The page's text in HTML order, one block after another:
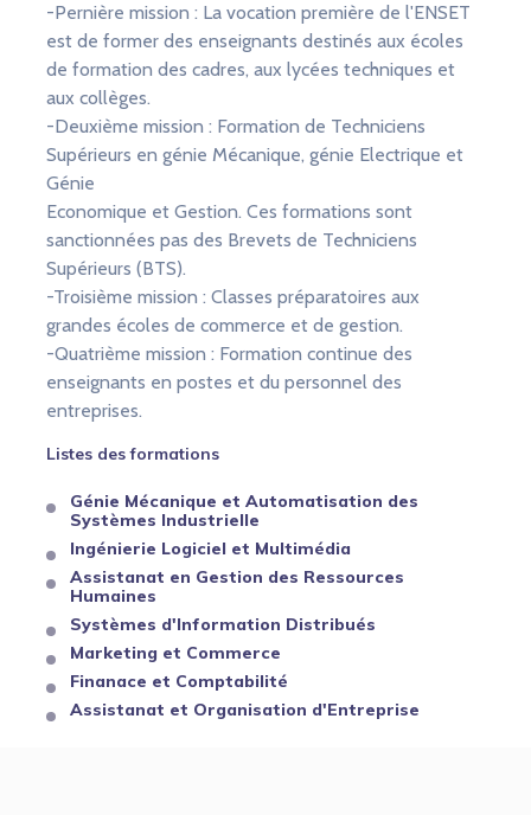
-Pernière mission : La vocation première de l'ENSET
est de former des enseignants destinés aux écoles
de formation des cadres, aux lycées techniques et
aux collèges.
-Deuxième mission : Formation de Techniciens
Supérieurs en génie Mécanique, génie Electrique et
Génie
Economique et Gestion. Ces formations sont
sanctionnées pas des Brevets de Techniciens
Supérieurs (BTS).
-Troisième mission : Classes préparatoires aux
grandes écoles de commerce et de gestion.
-Quatrième mission : Formation continue des
enseignants en postes et du personnel des
entreprises.
Listes des formations
Génie Mécanique et Automatisation des
Systèmes Industrielle
Ingénierie Logiciel et Multimédia
Assistanat en Gestion des Ressources
Humaines
Systèmes d'Information Distribués
Marketing et Commerce
Finanace et Comptabilité
Assistanat et Organisation d'Entreprise